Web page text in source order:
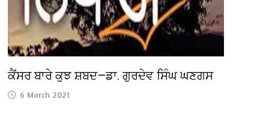
ਕੈਂਸਰ ਬਾਰੇ ਕੁਝ ਸ਼ਬਦ—ਡਾ. ਗੁਰਦੇਵ ਸਿੰਘ ਘਣਗਸ
6 March 2021